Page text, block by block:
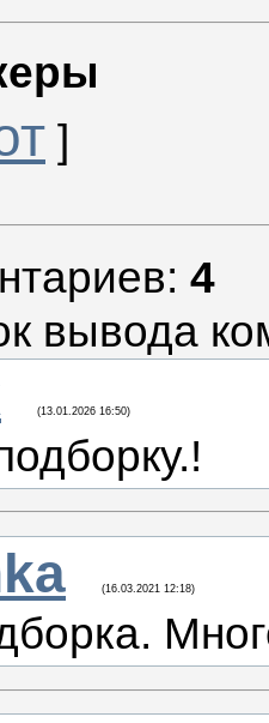
]
: 4
вывода
(13.01.2026 16:50)
(16.03.2021 12:18)